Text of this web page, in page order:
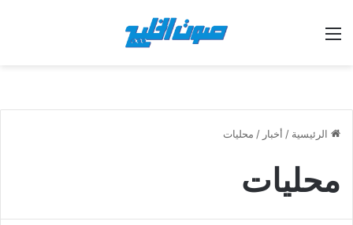
القائمة
الرئيسية / أخبار / محليات
محليات